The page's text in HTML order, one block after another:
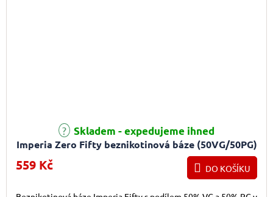
Imperia Zero Fifty beznikotinová báze (50VG/50PG)
Skladem - expedujeme ihned
559 Kč DO KOŠÍKU